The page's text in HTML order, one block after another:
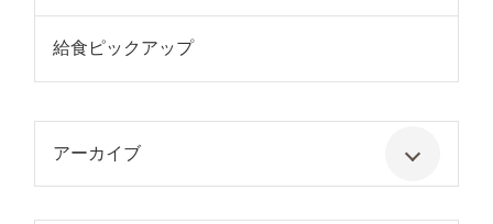
給食ピックアップ
アーカイブ